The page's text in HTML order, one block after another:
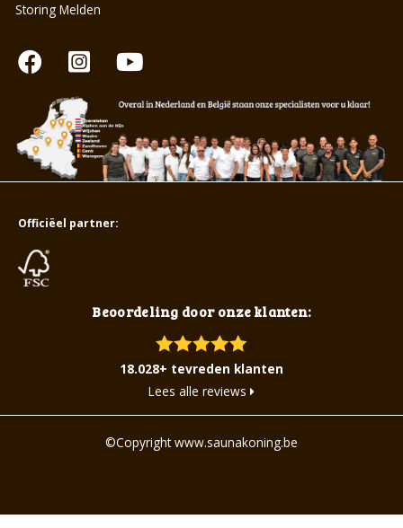
Storing Melden
Beoordeling door onze klanten:
18.028+ tevreden klanten
Lees alle reviews
Officiëel partner:
©Copyright www.saunakoning.be